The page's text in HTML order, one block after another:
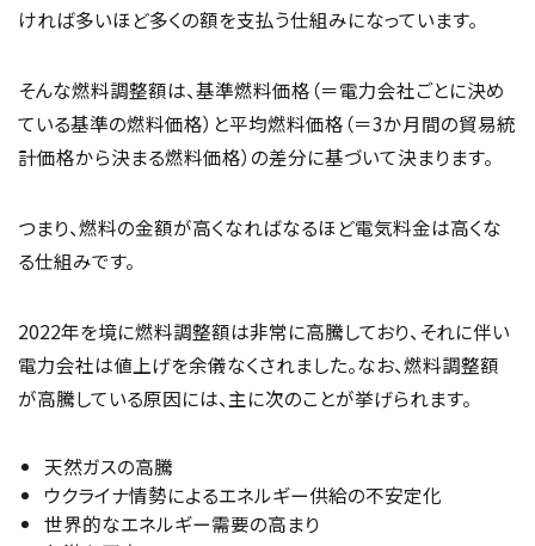
ければ多いほど多くの額を支払う仕組みになっています。
そんな燃料調整額は、基準燃料価格（＝電力会社ごとに決め
ている基準の燃料価格）と平均燃料価格（＝3か月間の貿易統
計価格から決まる燃料価格）の差分に基づいて決まります。
つまり、燃料の金額が高くなればなるほど電気料金は高くな
る仕組みです。
2022年を境に燃料調整額は非常に高騰しており、それに伴い
電力会社は値上げを余儀なくされました。なお、燃料調整額
が高騰している原因には、主に次のことが挙げられます。
天然ガスの高騰
ウクライナ情勢によるエネルギー供給の不安定化
世界的なエネルギー需要の高まり